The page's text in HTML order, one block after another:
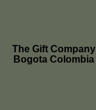
The Gift Company
Bogota Colombia